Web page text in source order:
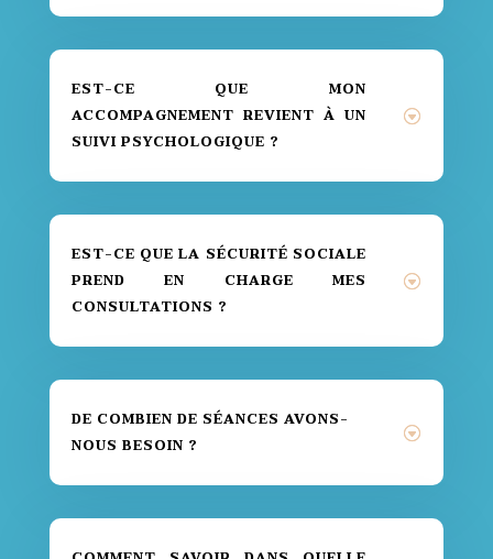
EST-CE QUE MON
ACCOMPAGNEMENT REVIENT À UN
SUIVI PSYCHOLOGIQUE ?
EST-CE QUE LA SÉCURITÉ SOCIALE
PREND EN CHARGE MES
CONSULTATIONS ?
DE COMBIEN DE SÉANCES AVONS-
NOUS BESOIN ?